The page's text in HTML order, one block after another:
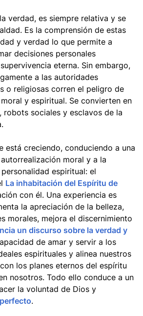
verdad, es siempre relativa y se
Es la comprensión de estas
y verdad lo que permite a
decisiones personales
eterna. Sin embargo,
a las autoridades
o religiosas corren el peligro de
y espiritual. Se convierten en
robots sociales y esclavos de la
está creciendo, conduciendo a una
moral y a la
espiritual: el
La inhabitación del Espíritu de
con él. Una experiencia es
la apreciación de la belleza,
morales, mejora el discernimiento
un discurso sobre la verdad y
de amar y servir a los
espirituales y alinea nuestros
los planes eternos del espíritu
nosotros. Todo ello conduce a un
la voluntad de Dios y
.